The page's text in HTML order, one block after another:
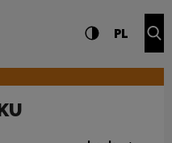
and search
High contrast
PL